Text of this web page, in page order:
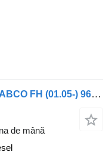
Supapă pentru frâna de mână WABCO FH (01.05-) 9617242040 pentru cap tractor Volvo FH12, FH16, NH12, FH, VNL780 (1993-2014)
de mână